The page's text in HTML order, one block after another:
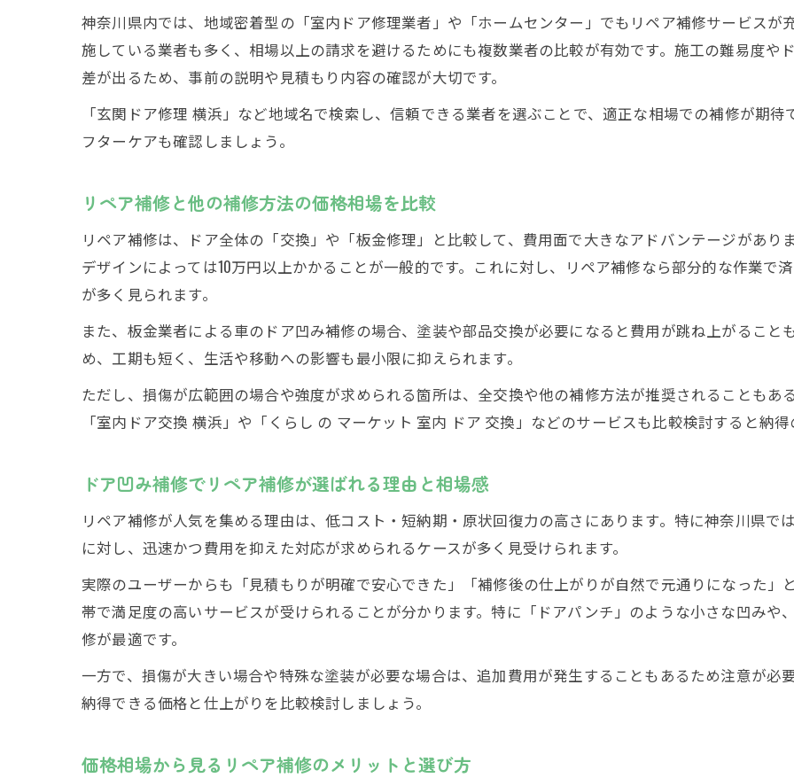
リペア補修の価格相場に潜む追加費用のリスク
価格相場だけで業者選びをすると失敗する理由
納得のリペア補修業者選びで失敗しないコツ
リペア補修依頼前に押さえたい価格相場の基本
リペア補修とドア凹み補修の相場基準を解説
ドア凹み補修の相場を正確に調べるポイント
神奈川県内では、地域密着型の「室内ドア修理業者」や「ホームセンター」でもリペア補修サービスが
施している業者も多く、相場以上の請求を避けるためにも複数業者の比較が有効です。施工の難易度や
差が出るため、事前の説明や見積もり内容の確認が大切です。
「玄関ドア修理 横浜」など地域名で検索し、信頼できる業者を選ぶことで、適正な相場での補修が期
フターケアも確認しましょう。
リペア補修と他の補修方法の価格相場を比較
リペア補修は、ドア全体の「交換」や「板金修理」と比較して、費用面で大きなアドバンテージがあり
デザインによっては10万円以上かかることが一般的です。これに対し、リペア補修なら部分的な作業で
が多く見られます。
また、板金業者による車のドア凹み補修の場合、塗装や部品交換が必要になると費用が跳ね上がるこ
め、工期も短く、生活や移動への影響も最小限に抑えられます。
ただし、損傷が広範囲の場合や強度が求められる箇所は、全交換や他の補修方法が推奨されることもあ
「室内ドア交換 横浜」や「くらし の マーケット 室内 ドア 交換」などのサービスも比較検討すると納
ドア凹み補修でリペア補修が選ばれる理由と相場感
リペア補修が人気を集める理由は、低コスト・短納期・原状回復力の高さにあります。特に神奈川県で
に対し、迅速かつ費用を抑えた対応が求められるケースが多く見受けられます。
実際のユーザーからも「見積もりが明確で安心できた」「補修後の仕上がりが自然で元通りになった」
帯で満足度の高いサービスが受けられることが分かります。特に「ドアパンチ」のような小さな凹みや
修が最適です。
一方で、損傷が大きい場合や特殊な塗装が必要な場合は、追加費用が発生することもあるため注意が必
納得できる価格と仕上がりを比較検討しましょう。
価格相場から見るリペア補修のメリットと選び方